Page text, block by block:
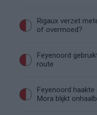
Rigaux verzet
of overmoed?
Feyenoord
route
Feyenoord
Mora blijkt